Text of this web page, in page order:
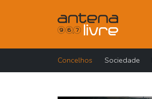
Concelhos Sociedade